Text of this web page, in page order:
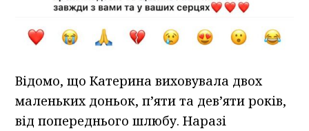
Відомо, що Катерина виховувала двох
маленьких доньок, п’яти та дев’яти років,
від попереднього шлюбу. Наразі